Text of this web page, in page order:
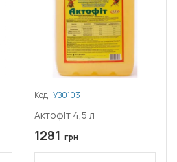
Код: УЗ0103
Актофіт 4,5 л
1281 грн